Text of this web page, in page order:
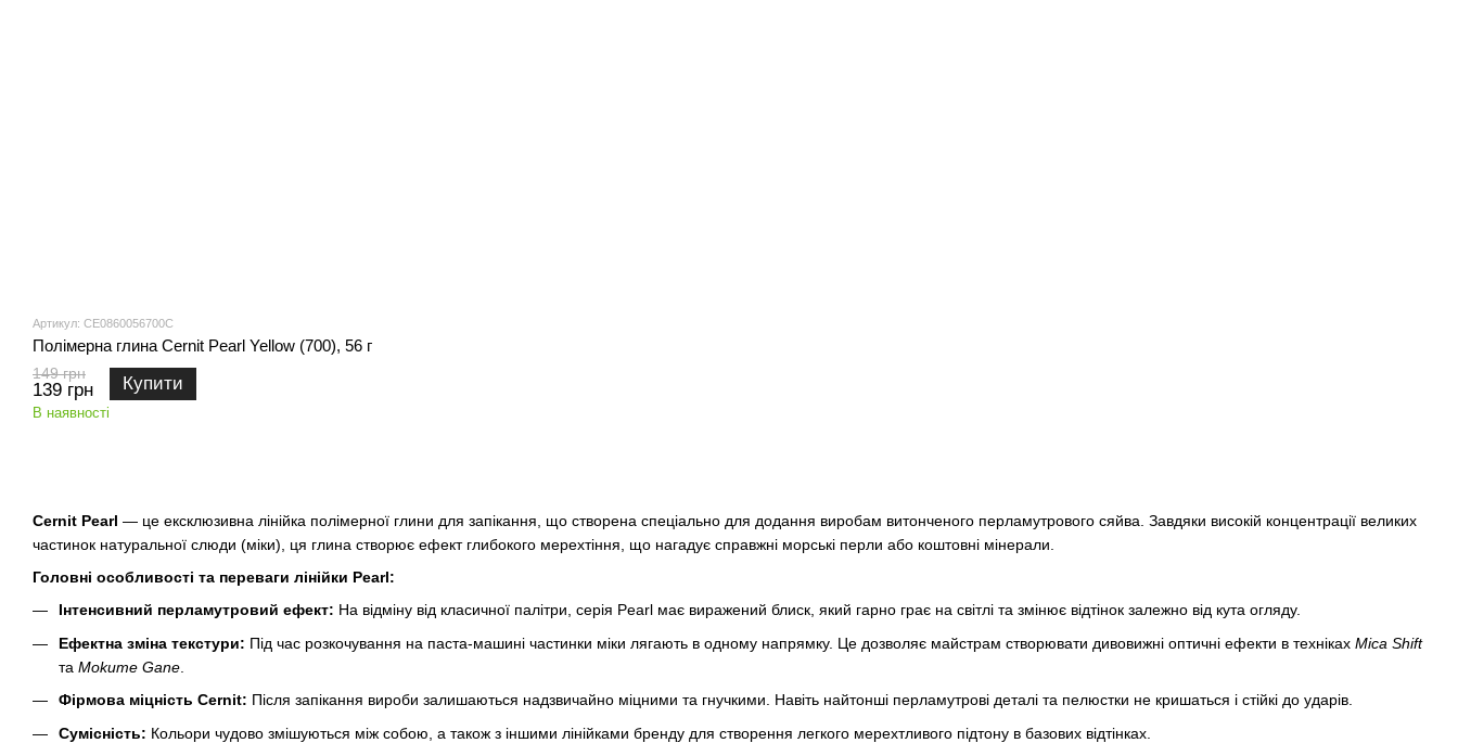
Cernit Pearl — це ексклюзивна лінійка полімерної глини для запікання, що створена спеціально для додання виробам витонченого перламутрового сяйва. Завдяки високій концентрації великих
частинок натуральної слюди (міки), ця глина створює ефект глибокого мерехтіння, що нагадує справжні морські перли або коштовні мінерали.
Головні особливості та переваги лінійки Pearl:
Інтенсивний перламутровий ефект: На відміну від класичної палітри, серія Pearl має виражений блиск, який гарно грає на світлі та змінює відтінок залежно від кута огляду.
Ефектна зміна текстури: Під час розкочування на паста-машині частинки міки лягають в одному напрямку. Це дозволяє майстрам створювати дивовижні оптичні ефекти в техніках Mica Shift
та Mokume Gane
Фірмова міцність Cernit: Після запікання вироби залишаються надзвичайно міцними та гнучкими. Навіть найтонші перламутрові деталі та пелюстки не кришаться і стійкі до ударів.
Сумісність: Кольори чудово змішуються між собою, а також з іншими лінійками бренду для створення легкого мерехтливого підтону в базових відтінках.
Артикул: CE0860056700C
Полімерна глина Cernit Pearl Yellow (700), 56 г
149 грн
139 грн Купити
В наявності